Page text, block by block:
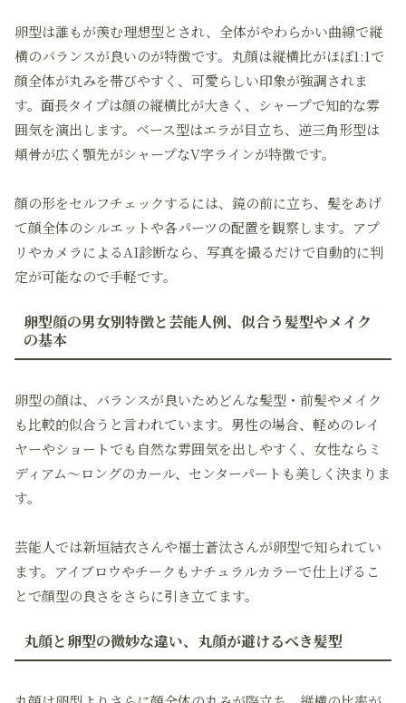
卵型は誰もが羨む理想型とされ、全体がやわらかい曲線で縦
横のバランスが良いのが特徴です。丸顔は縦横比がほぼ1:1で
顔全体が丸みを帯びやすく、可愛らしい印象が強調されま
す。面長タイプは顔の縦横比が大きく、シャープで知的な雰
囲気を演出します。ベース型はエラが目立ち、逆三角形型は
頬骨が広く顎先がシャープなV字ラインが特徴です。
顔の形をセルフチェックするには、鏡の前に立ち、髪をあげ
て顔全体のシルエットや各パーツの配置を観察します。アプ
リやカメラによるAI診断なら、写真を撮るだけで自動的に判
定が可能なので手軽です。
卵型顔の男女別特徴と芸能人例、似合う髪型やメイク
の基本
卵型の顔は、バランスが良いためどんな髪型・前髪やメイク
も比較的似合うと言われています。男性の場合、軽めのレイ
ヤーやショートでも自然な雰囲気を出しやすく、女性ならミ
ディアム～ロングのカール、センターパートも美しく決まりま
す。
芸能人では新垣結衣さんや福士蒼汰さんが卵型で知られてい
ます。アイブロウやチークもナチュラルカラーで仕上げるこ
とで顔型の良さをさらに引き立てます。
丸顔と卵型の微妙な違い、丸顔が避けるべき髪型